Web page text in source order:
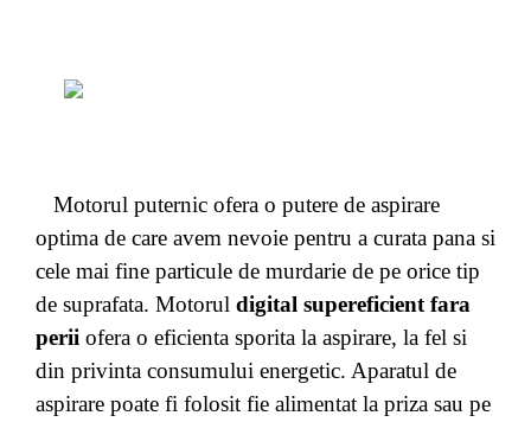
Motorul puternic ofera o putere de aspirare
optima de care avem nevoie pentru a curata pana si
cele mai fine particule de murdarie de pe orice tip
de suprafata. Motorul digital supereficient fara
perii ofera o eficienta sporita la aspirare, la fel si
din privinta consumului energetic. Aparatul de
aspirare poate fi folosit fie alimentat la priza sau pe